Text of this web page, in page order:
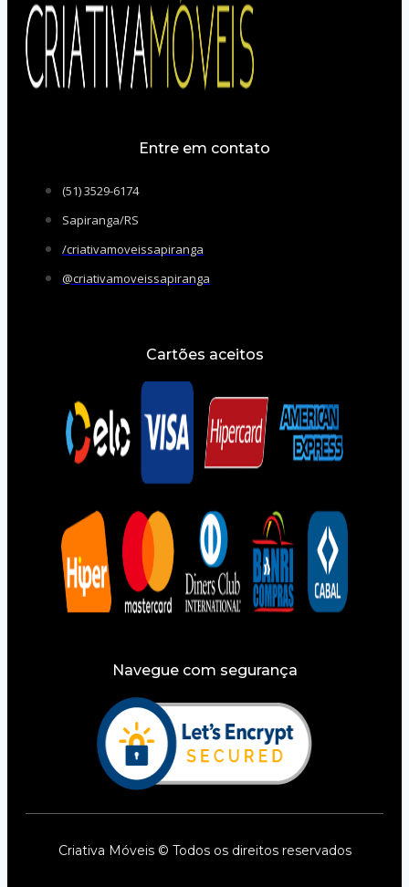
Entre em contato
(51) 3529-6174
Sapiranga/RS
/criativamoveissapiranga
@criativamoveissapiranga
Cartões aceitos
Navegue com segurança
Criativa Móveis © Todos os direitos reservados